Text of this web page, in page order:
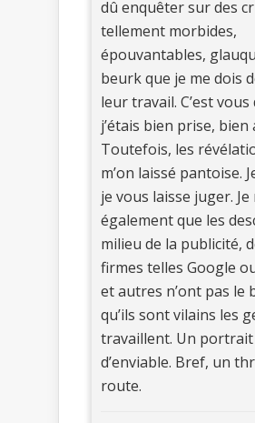
dû enquêter sur des
tellement morbides,
épouvantables,
beurk que je me dois
leur travail. C’est
j’étais bien prise, bien
Toutefois, les
m’on laissé pantoise.
je vous laisse juger.
également que les
milieu de la publicité,
firmes telles Google
et autres n’ont pas le
qu’ils sont vilains les
travaillent. Un portrait
d’enviable. Bref, un
route.